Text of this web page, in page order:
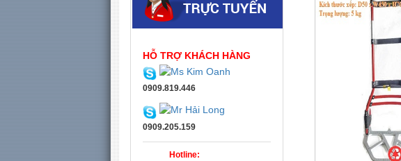
HỖ TRỢ KHÁCH HÀNG
0909.819.446
0909.205.159
Hotline: